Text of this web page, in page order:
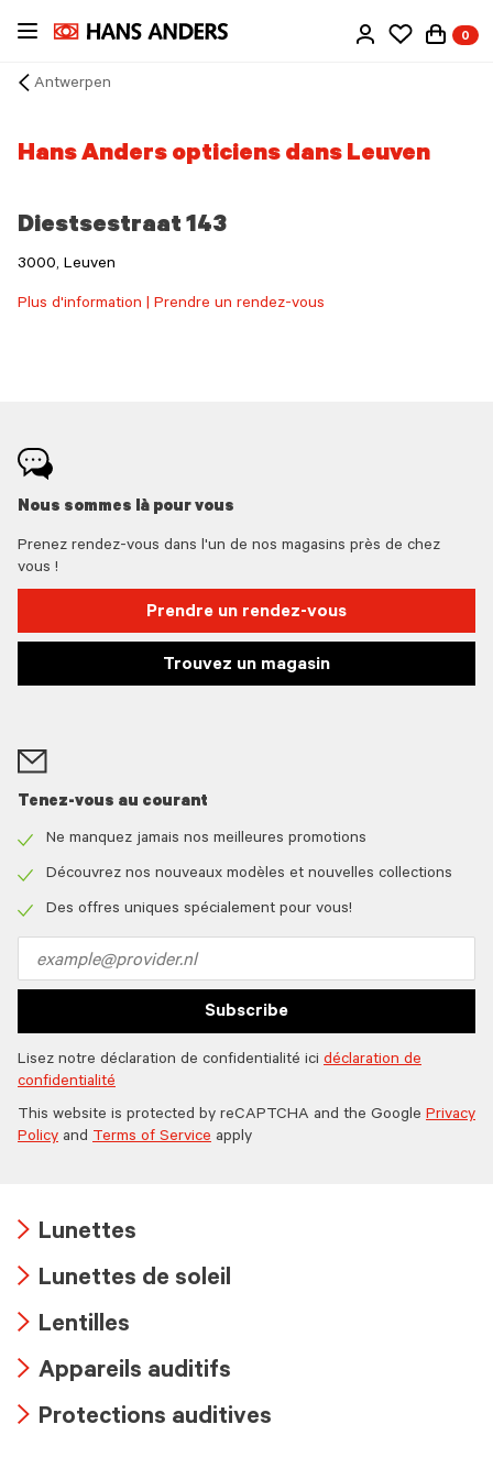
Passer
principal
0
Antwerpen
Hans Anders opticiens dans Leuven
Diestsestraat 143
3000, Leuven
Plus d'information | Prendre un rendez-vous
Nous sommes là pour vous
Prenez rendez-vous dans l'un de nos magasins près de chez
vous !
Prendre un rendez-vous
Trouvez un magasin
Tenez-vous au courant
icon
Ne manquez jamais nos meilleures promotions
icon
Découvrez nos nouveaux modèles et nouvelles collections
Des offres uniques spécialement pour vous!
address
Subscribe
Lisez notre déclaration de confidentialité ici déclaration de
confidentialité
This website is protected by reCAPTCHA and the Google Privacy
Policy and Terms of Service apply
icon
Lunettes
icon
Lunettes de soleil
icon
Lentilles
icon
Appareils auditifs
Protections auditives